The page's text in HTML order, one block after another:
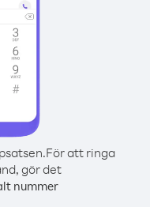
För att ringa
gör det
nummer